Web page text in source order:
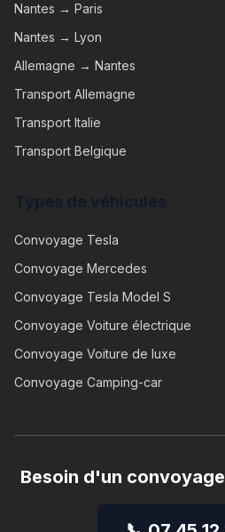
Nantes → Paris
Nantes → Lyon
Allemagne → Nantes
Transport Allemagne
Transport Italie
Transport Belgique
Convoyage Tesla
Convoyage Mercedes
Convoyage Tesla Model S
Convoyage Voiture électrique
Convoyage Voiture de luxe
Convoyage Camping-car
Besoin d'un